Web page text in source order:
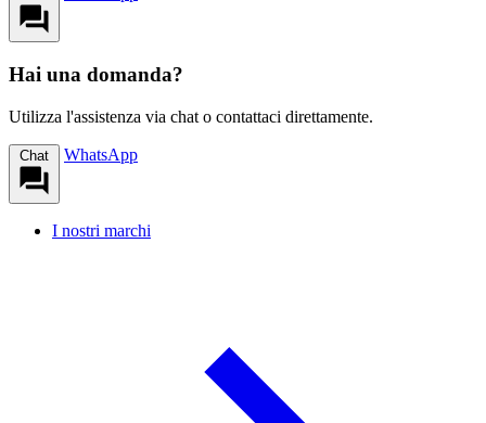
Hai una domanda?
Utilizza l'assistenza via chat o contattaci direttamente.
Chat WhatsApp
I nostri marchi